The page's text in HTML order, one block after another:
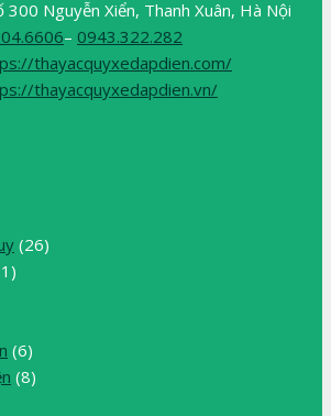
300 Nguyễn Xiển, Thanh Xuân, Hà Nội
– 0943.322.282
thayacquyxedapdien.com/
thayacquyxedapdien.vn/
(26)
(6)
(8)